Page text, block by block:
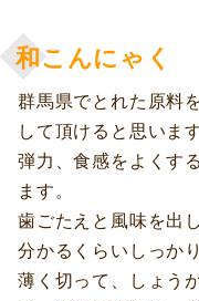
和こんにゃく
群馬県でとれた原料
して頂けると思います
弾力、食感をよくす
ます。
歯ごたえと風味を出
分かるくらいしっか
薄く切って、しょう